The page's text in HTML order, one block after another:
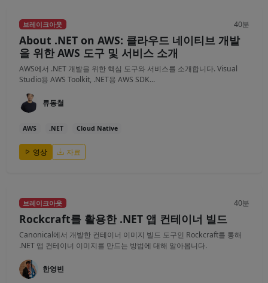
브레이크아웃 40분
About .NET on AWS: 클라우드 네이티브 개발
을 위한 AWS 도구 및 서비스 소개
AWS에서 .NET 개발을 위한 핵심 도구와 서비스를 소개합니다. Visual
Studio용 AWS Toolkit, .NET용 AWS SDK...
류동철
AWS .NET Cloud Native
영상 자료
브레이크아웃 40분
Rockcraft를 활용한 .NET 앱 컨테이너 빌드
Canonical에서 개발한 컨테이너 이미지 빌드 도구인 Rockcraft를 통해
.NET 앱 컨테이너 이미지를 만드는 방법에 대해 알아봅니다.
한영빈